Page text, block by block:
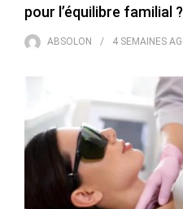
pour l’équilibre familial ?
ABSOLON 4 SEMAINES